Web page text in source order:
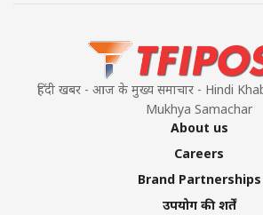
हिंदी खबर - आज के मुख्य समाचार - Hindi
Mukhya Samachar
About us
Careers
Brand Partnerships
उपयोग की शर्तें